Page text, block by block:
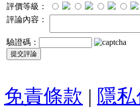
評價等級：
評論內容：
驗證碼：
免責條款 | 隱